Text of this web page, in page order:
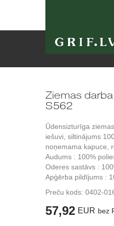
Ziemas
S562
Ūdensizturīga
iešuvi, siltinājums
noņemama kapuce,
Audums : 100%
Oderes sastāvs :
Apģērba pildījums :
Preču kods: 0402-
57,92 EUR bez